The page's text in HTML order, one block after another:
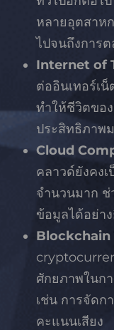
หลายอุตสาห
ไปจนถึงการ
Internet of
ต่ออินเทอร์เ
ทำให้ชีวิตขอ
ประสิทธิภาพ
Cloud
คลาวด์ยังคง
จำนวนมาก ช่
ข้อมูลได้อย่า
Blockchain
ศักยภาพในก
เช่น การจัดก
คะแนนเสียง